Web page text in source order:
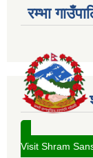
रम्भा
Visit Shram